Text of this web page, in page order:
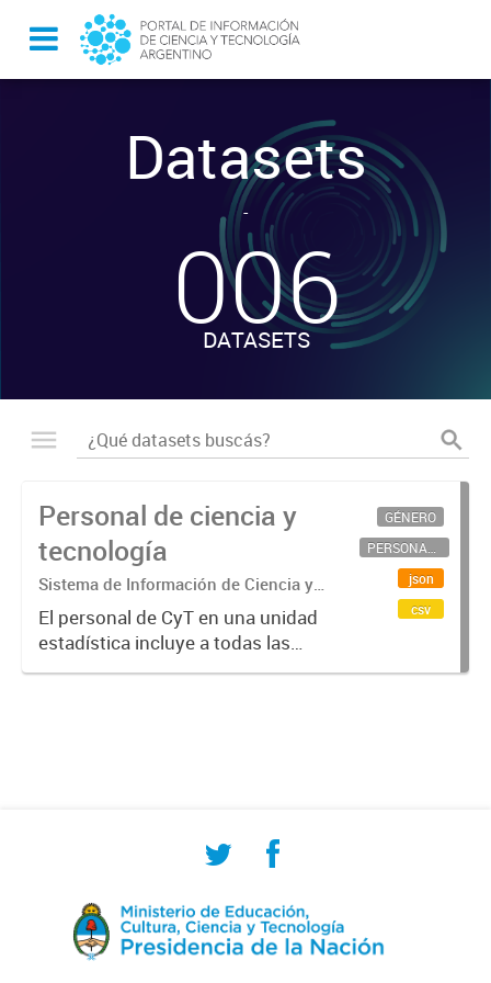
Datasets
-
006
DATASETS
Personal de ciencia y
tecnología
Sistema de Información de Ciencia y
Tecnología Argentino (SICYTAR)
El personal de CyT en una unidad
estadística incluye a todas las
personas involucradas
GÉNERO
PERSONAL CIENTÍFICO-TECNOLÓGICO
json
csv